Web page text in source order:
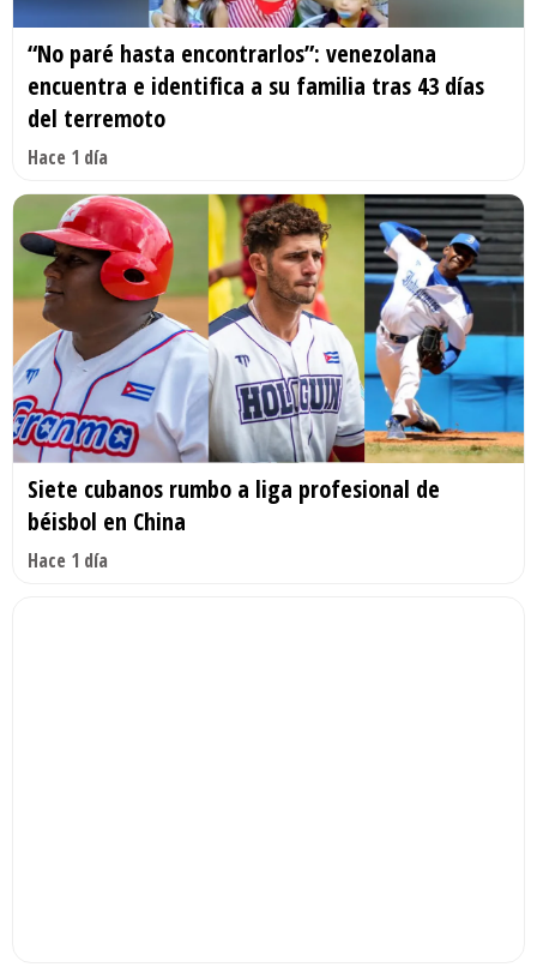
“No paré hasta encontrarlos”: venezolana
encuentra e identifica a su familia tras 43 días
del terremoto
Hace 1 día
Siete cubanos rumbo a liga profesional de
béisbol en China
Hace 1 día